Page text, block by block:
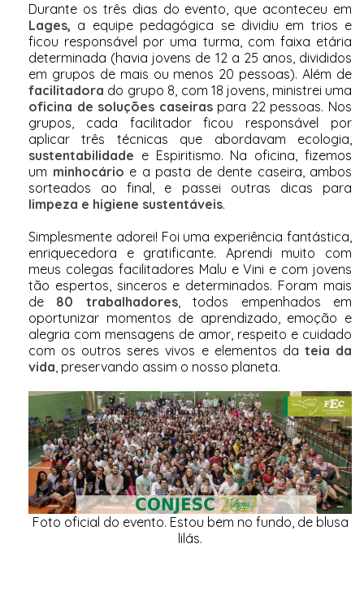
Durante os três dias do evento, que aconteceu em
Lages, a equipe pedagógica se dividiu em trios e
ficou responsável por uma turma, com faixa etária
determinada (havia jovens de 12 a 25 anos, divididos
em grupos de mais ou menos 20 pessoas). Além de
facilitadora do grupo 8, com 18 jovens, ministrei uma
oficina de soluções caseiraspara 22 pessoas. Nos
grupos, cada facilitador ficou responsável por
aplicar três técnicas que abordavam ecologia,
sustentabilidade e Espiritismo. Na oficina, fizemos
um minhocário e a pasta de dente caseira, ambos
sorteados ao final, e passei outras dicas para
limpeza e higiene sustentáveis.
Simplesmente adorei! Foi uma experiência fantástica,
enriquecedora e gratificante. Aprendi muito com
meus colegas facilitadores Malu e Vini e com jovens
tão espertos, sinceros e determinados. Foram mais
de 80 trabalhadores, todos empenhados em
oportunizar momentos de aprendizado, emoção e
alegria com mensagens de amor, respeito e cuidado
com os outros seres vivos e elementos da teia da
vida, preservando assim o nosso planeta.
Foto oficial do evento. Estou bem no fundo, de blusa
lilás.